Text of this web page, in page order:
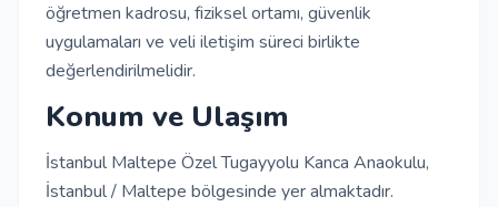
öğretmen kadrosu, fiziksel ortamı, güvenlik
uygulamaları ve veli iletişim süreci birlikte
değerlendirilmelidir.
Konum ve Ulaşım
İstanbul Maltepe Özel Tugayyolu Kanca Anaokulu,
İstanbul / Maltepe bölgesinde yer almaktadır.